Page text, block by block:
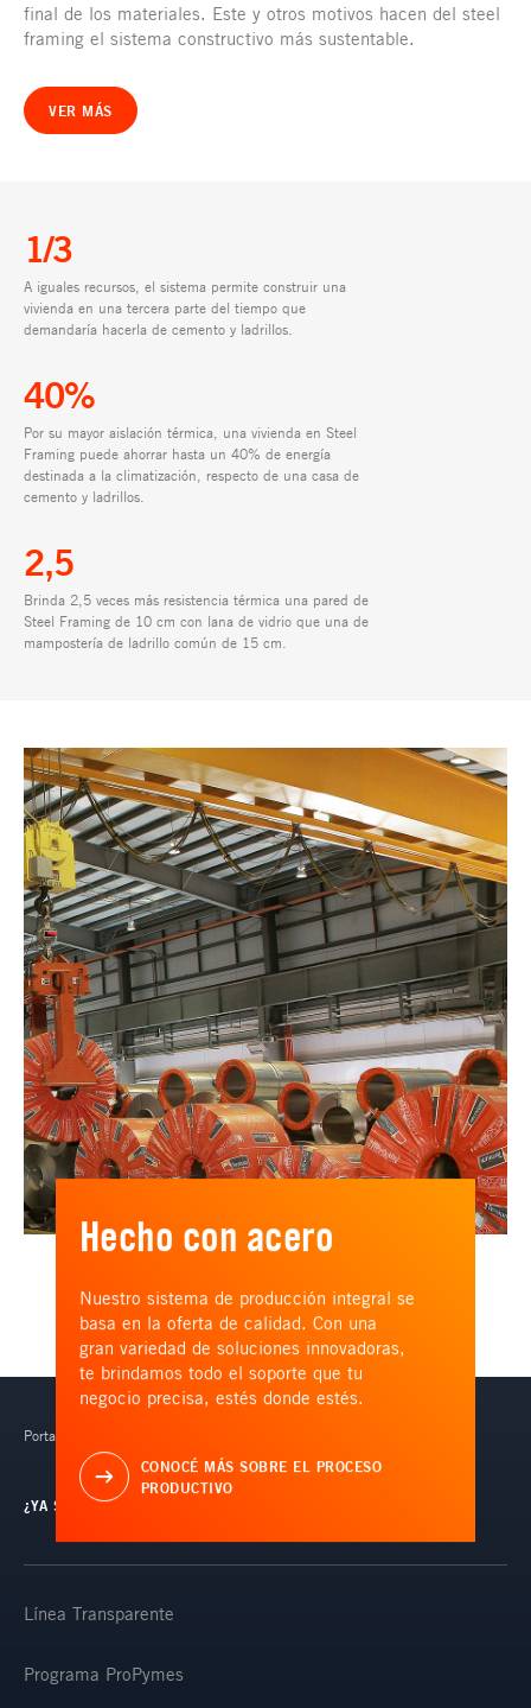
final de los materiales. Este y otros motivos hacen del steel
framing el sistema constructivo más sustentable.
VER MÁS
1/3
A iguales recursos, el sistema permite construir una
vivienda en una tercera parte del tiempo que
demandaría hacerla de cemento y ladrillos.
40%
Por su mayor aislación térmica, una vivienda en Steel
Framing puede ahorrar hasta un 40% de energía
destinada a la climatización, respecto de una casa de
cemento y ladrillos.
2,5
Brinda 2,5 veces más resistencia térmica una pared de
Steel Framing de 10 cm con lana de vidrio que una de
mampostería de ladrillo común de 15 cm.
Hecho con acero
Nuestro sistema de producción integral se
basa en la oferta de calidad. Con una
gran variedad de soluciones innovadoras,
te brindamos todo el soporte que tu
negocio precisa, estés donde estés.
CONOCÉ MÁS SOBRE EL PROCESO
PRODUCTIVO
Portal de acceso exclusivo para clientes Ternium.
¿YA SOS CLIENTE?
Línea Transparente
Programa ProPymes